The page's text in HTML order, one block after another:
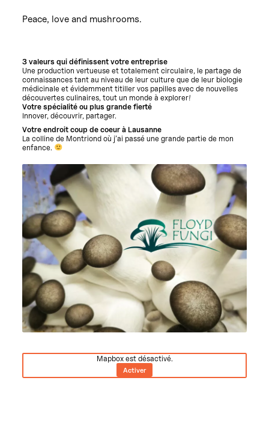
Peace, love and mushrooms.
3 valeurs qui définissent votre entreprise
Une production vertueuse et totalement circulaire, le partage de
connaissances tant au niveau de leur culture que de leur biologie
médicinale et évidemment titiller vos papilles avec de nouvelles
découvertes culinaires, tout un monde à explorer!
Votre spécialité ou plus grande fierté
Innover, découvrir, partager.
Votre endroit coup de coeur à Lausanne
La colline de Montriond où j’ai passé une grande partie de mon
enfance.
Mapbox est désactivé.
Activer